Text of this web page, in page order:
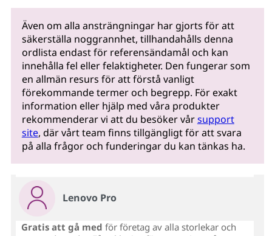
Även om alla ansträngningar har gjorts för att
säkerställa noggrannhet, tillhandahålls denna
ordlista endast för referensändamål och kan
innehålla fel eller felaktigheter. Den fungerar som
en allmän resurs för att förstå vanligt
förekommande termer och begrepp. För exakt
information eller hjälp med våra produkter
rekommenderar vi att du besöker vårsupport
site, där vårt team finns tillgängligt för att svara
på alla frågor och funderingar du kan tänkas ha.
Lenovo Pro
Gratis att gå med för företag av alla storlekar och